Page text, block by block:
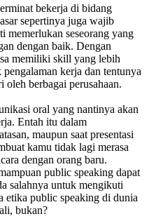
bekerja di bidang
sepertinya juga wajib
memerlukan seseorang yang
dengan baik. Dengan
memiliki skill yang lebih
kerja dan tentunya
berbagai perusahaan.
oral yang nantinya akan
Entah itu dalam
maupun saat presentasi
kamu tidak lagi merasa
dengan orang baru.
public speaking dapat
salahnya untuk mengikuti
etika public speaking di dunia
bukan?